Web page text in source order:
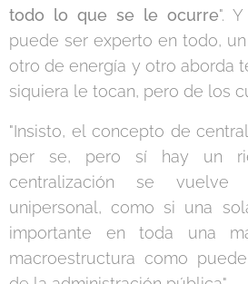
todo lo que se le ocurre".
puede ser experto en todo,
otro de energía y otro aborda
siquiera le tocan, pero de los
"Insisto, el concepto de
per se, pero sí hay un
centralización se
unipersonal, como si una
importante en toda una
macroestructura como